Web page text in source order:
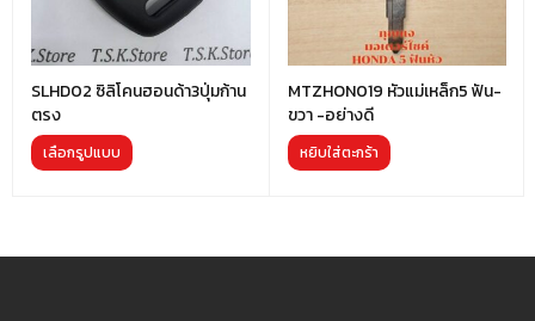
SLHD02 ซิลิโคนฮอนด้า3ปุ่มก้าน
ตรง
เลือกรูปแบบ
MTZHON019 หัวแม่เหล็ก5 ฟัน-
ขวา -อย่างดี
หยิบใส่ตะกร้า